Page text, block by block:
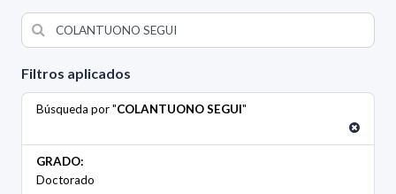
Filtros aplicados
Búsqueda por "COLANTUONO SEGUI"
GRADO:
Doctorado